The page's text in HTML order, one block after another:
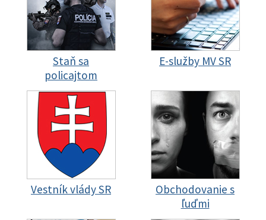
Staň sa
policajtom
E-služby MV SR
Vestník vlády SR
Obchodovanie s
ľuďmi